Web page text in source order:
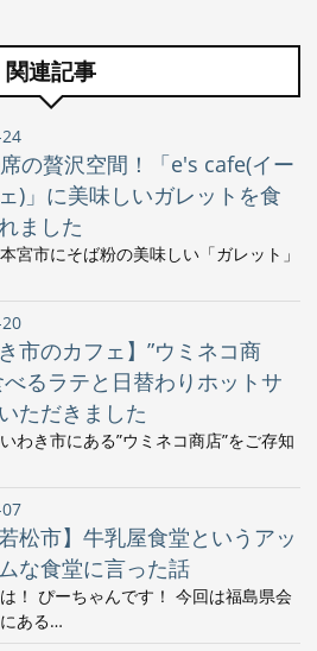
関連記事
の贅沢空間！「e's cafe(イー
)」に美味しいガレットを食
ました
宮市にそば粉の美味しい「ガレット」
き市のカフェ】”ウミネコ商
べるラテと日替わりホットサ
ただきました
わき市にある”ウミネコ商店”をご存知
若松市】牛乳屋食堂というアッ
な食堂に言った話
！ ぴーちゃんです！ 今回は福島県会
ある…